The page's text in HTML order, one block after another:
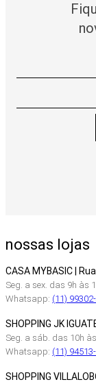
nossas lojas
CASA MYBASIC |
Seg. a sex. das 9h às
Whatsapp: (11)
SHOPPING JK
Seg. a sáb. das 10h
Whatsapp: (11)
SHOPPING